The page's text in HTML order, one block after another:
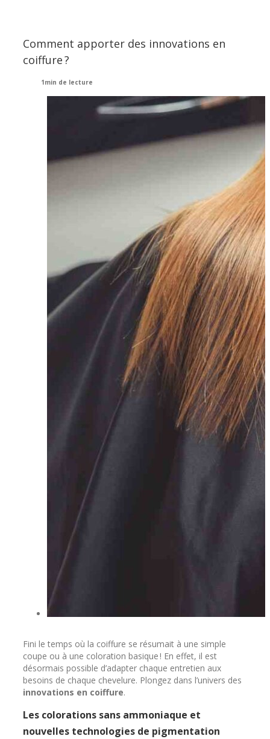
Comment apporter des innovations en
coiffure ?
1min de lecture
Fini le temps où la coiffure se résumait à une simple
coupe ou à une coloration basique ! En effet, il est
désormais possible d’adapter chaque entretien aux
besoins de chaque chevelure. Plongez dans l’univers des
innovations en coiffure.
Les colorations sans ammoniaque et
nouvelles technologies de pigmentation